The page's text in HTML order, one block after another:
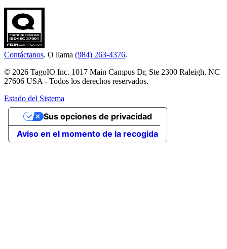
Contáctanos. O llama (984) 263-4376.
© 2026 TagoIO Inc. 1017 Main Campus Dr, Ste 2300 Raleigh, NC
27606 USA - Todos los derechos reservados.
Estado del Sistema
Aviso en el momento de la recogida
Sus opciones de privacidad